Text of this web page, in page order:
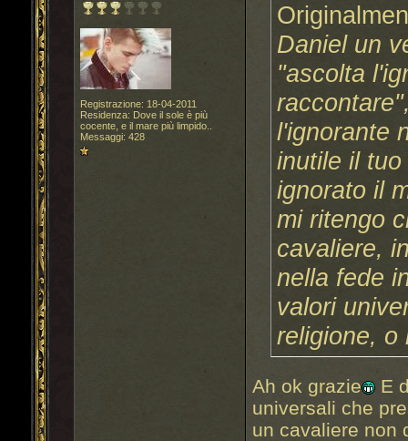
Registrazione: 18-04-2011
Residenza: Dove il sole è più
cocente, e il mare più limpido..
Messaggi: 428
Daniel un
"ascolta
l'ignorante
inutile il
ignorato il
mi ritengo
cavaliere,
nella fede
valori
religione, o
Ah ok grazie
E
universali che
un cavaliere non